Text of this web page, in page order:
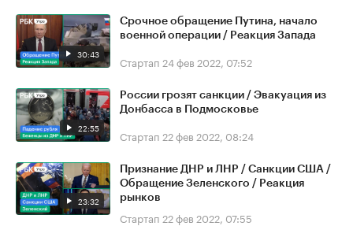
30:43
Срочное обращение Путина, начало
военной операции / Реакция Запада
Стартап 24 фев 2022, 07:52
22:55
России грозят санкции / Эвакуация из
Донбасса в Подмосковье
Стартап 22 фев 2022, 08:24
23:32
Признание ДНР и ЛНР / Санкции США /
Обращение Зеленского / Реакция
рынков
Стартап 22 фев 2022, 07:55